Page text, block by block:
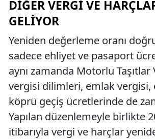
DIĞER VERGI VE
GELIYOR
Yeniden değerleme oranı
sadece ehliyet ve pasaport
aynı zamanda Motorlu
vergisi dilimleri, emlak vergisi,
köprü geçiş ücretlerinde de
Yapılan düzenlemeyle birlikte
itibarıyla vergi ve harçlar